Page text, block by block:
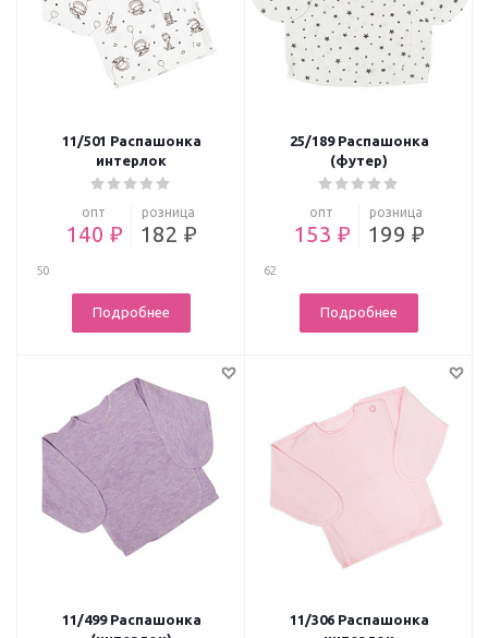
11/501 Распашонка
интерлок
опт
140 ₽
розница
182 ₽
50
Подробнее
25/189 Распашонка
(футер)
опт
153 ₽
розница
199 ₽
62
Подробнее
11/499 Распашонка
11/306 Распашонка